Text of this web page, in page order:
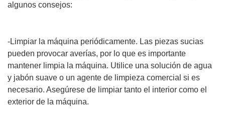
algunos consejos:
-Limpiar la máquina periódicamente. Las piezas sucias
pueden provocar averías, por lo que es importante
mantener limpia la máquina. Utilice una solución de agua
y jabón suave o un agente de limpieza comercial si es
necesario. Asegúrese de limpiar tanto el interior como el
exterior de la máquina.